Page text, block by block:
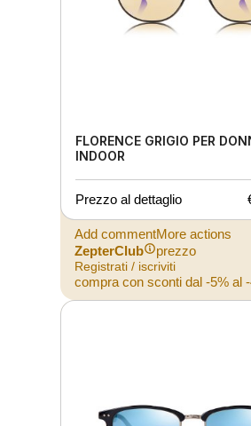
FLORENCE GRIGIO PER
INDOOR
Prezzo al dettaglio
Add commentMore actions
ZepterClub
prezzo
Registrati / iscriviti
compra con sconti dal -5% al